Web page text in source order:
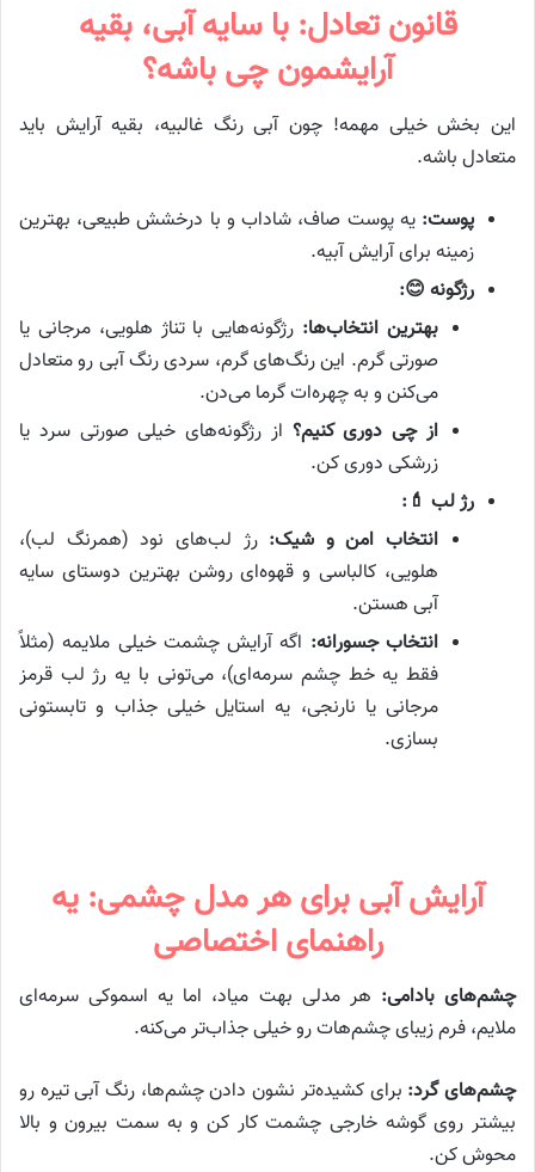
قانون تعادل: با سایه آبی، بقیه
آرایشمون چی باشه؟
این بخش خیلی مهمه! چون آبی رنگ غالبیه، بقیه آرایش باید
متعادل باشه.
پوست: یه پوست صاف، شاداب و با درخشش طبیعی، بهترین
زمینه برای آرایش آبیه.
رژگونه 😊:
بهترین انتخاب‌ها: رژگونه‌هایی با تناژ هلویی، مرجانی یا
صورتی گرم. این رنگ‌های گرم، سردی رنگ آبی رو متعادل
می‌کنن و به چهره‌ات گرما می‌دن.
از چی دوری کنیم؟ از رژگونه‌های خیلی صورتی سرد یا
زرشکی دوری کن.
رژ لب 💄:
انتخاب امن و شیک: رژ لب‌های نود (همرنگ لب)،
هلویی، کالباسی و قهوه‌ای روشن بهترین دوستای سایه
آبی هستن.
انتخاب جسورانه: اگه آرایش چشمت خیلی ملایمه (مثلاً
فقط یه خط چشم سرمه‌ای)، می‌تونی با یه رژ لب قرمز
مرجانی یا نارنجی، یه استایل خیلی جذاب و تابستونی
بسازی.
آرایش آبی برای هر مدل چشمی: یه
راهنمای اختصاصی
چشم‌های بادامی: هر مدلی بهت میاد، اما یه اسموکی سرمه‌ای
ملایم، فرم زیبای چشم‌هات رو خیلی جذاب‌تر می‌کنه.
چشم‌های گرد: برای کشیده‌تر نشون دادن چشم‌ها، رنگ آبی تیره رو
بیشتر روی گوشه خارجی چشمت کار کن و به سمت بیرون و بالا
محوش کن.